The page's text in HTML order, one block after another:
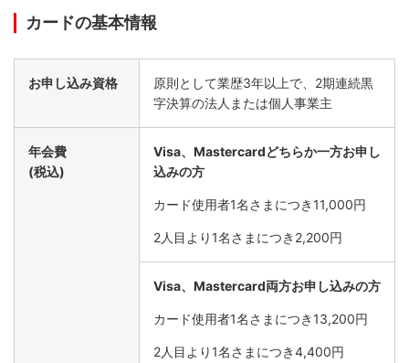
キャッシュフロー改善
経費の支払いをカードに1本化することで、毎月の経費の支
払日を固定。社用資本を効率的に運用いただけます。
カードの基本情報
お申し込み資格
原則として業歴3年以上で、2期連続黒
字決算の法人または個人事業主
年会費
(税込)
Visa、Mastercardどちらか一方お申し
込みの方
カード使用者1名さまにつき11,000円
2人目より1名さまにつき2,200円
Visa、Mastercard両方お申し込みの方
カード使用者1名さまにつき13,200円
2人目より1名さまにつき4,400円